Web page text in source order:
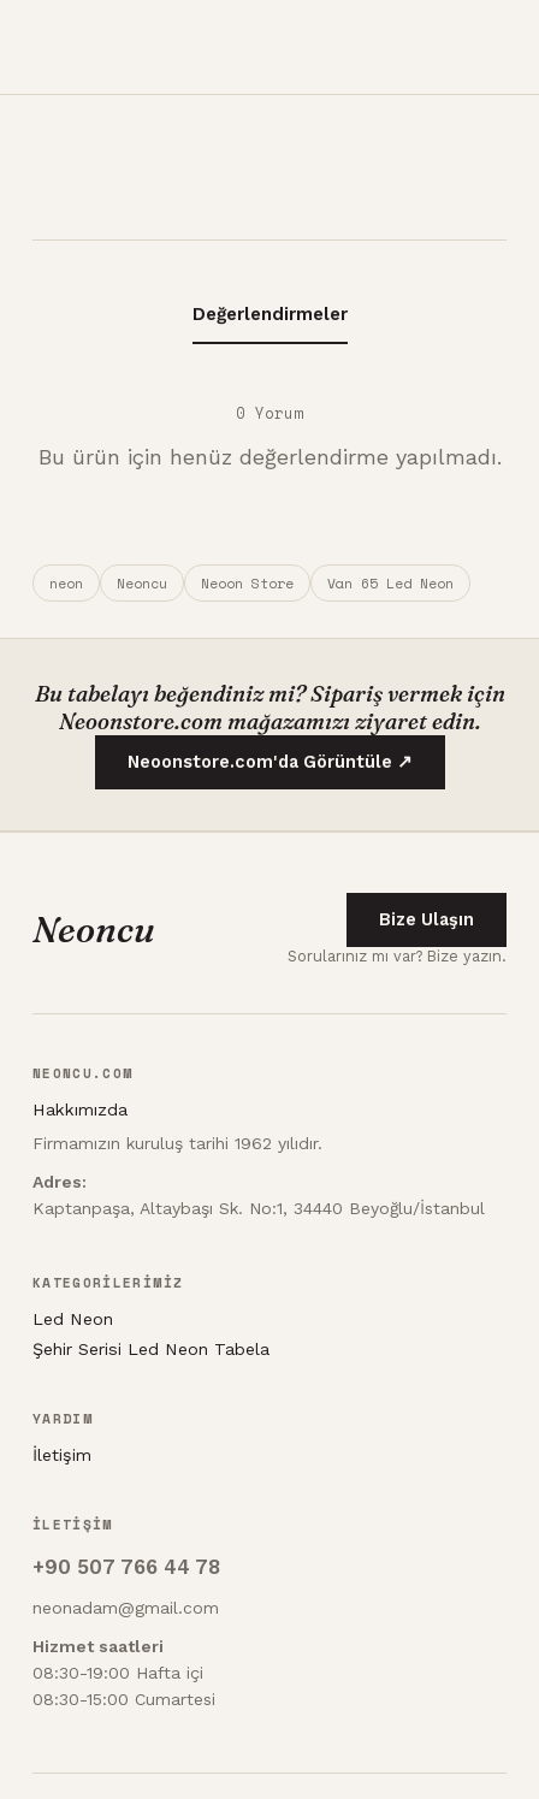
Değerlendirmeler
0 Yorum
Bu ürün için henüz değerlendirme yapılmadı.
neon Neoncu Neoon Store Van 65 Led Neon
Bu tabelayı beğendiniz mi? Sipariş vermek için
Neoonstore.com mağazamızı ziyaret edin.
Neoonstore.com'da Görüntüle ↗
Neoncu Bize Ulaşın
Sorularınız mı var? Bize yazın.
NEONCU.COM
Hakkımızda
Firmamızın kuruluş tarihi 1962 yılıdır.
Adres:
Kaptanpaşa, Altaybaşı Sk. No:1, 34440 Beyoğlu/İstanbul
KATEGORİLERİMİZ
Led Neon
Şehir Serisi Led Neon Tabela
YARDIM
İletişim
İLETİŞİM
+90 507 766 44 78
neonadam@gmail.com
Hizmet saatleri
08:30-19:00 Hafta içi
08:30-15:00 Cumartesi